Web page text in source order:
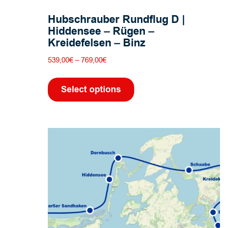
Hubschrauber Rundflug D |
Hiddensee – Rügen –
Kreidefelsen – Binz
539,00€–769,00€Preisspanne:
bis
769,00€
Select options
Produkt
weist
Die
Optionen
können
auf
der
Produktseite
gewählt